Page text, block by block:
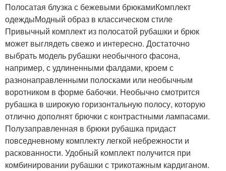
Полосатая блузка с бежевыми брюкамиКомплект
одеждыМодный образ в классическом стиле
Привычный комплект из полосатой рубашки и брюк
может выглядеть свежо и интересно. Достаточно
выбрать модель рубашки необычного фасона,
например, с удлиненными фалдами, кроем с
разнонаправленными полосками или необычным
воротником в форме бабочки. Необычно смотрится
рубашка в широкую горизонтальную полосу, которую
отлично дополнят брючки с контрастными лампасами.
Полузаправленная в брюки рубашка придаст
повседневному комплекту легкой небрежности и
раскованности. Удобный комплект получится при
комбинировании рубашки с трикотажным кардиганом.